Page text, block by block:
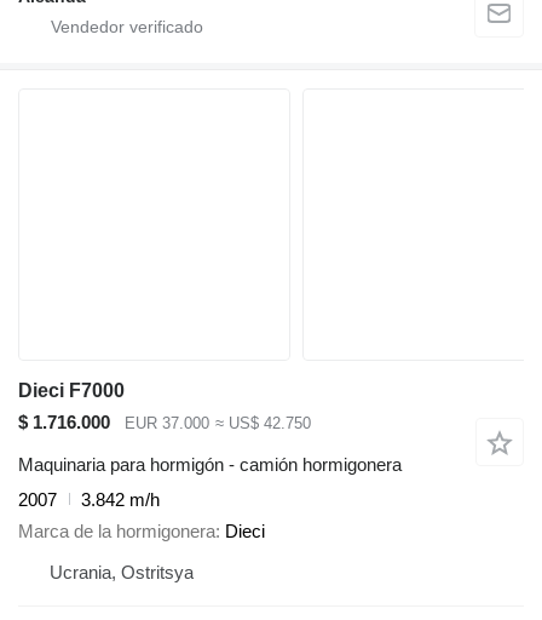
Dieci F7000
$ 1.716.000
EUR 37.000 ≈ US$ 42.750
Maquinaria para hormigón - camión hormigonera
2007
3.842 m/h
Marca de la hormigonera Dieci
Ucrania, Ostritsya